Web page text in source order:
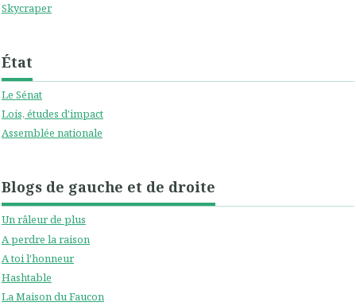
Skycraper
État
Le Sénat
Lois, études d'impact
Assemblée nationale
Blogs de gauche et de droite
Un râleur de plus
A perdre la raison
A toi l'honneur
Hashtable
La Maison du Faucon